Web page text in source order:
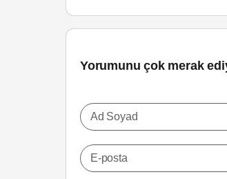
Yorumunu çok merak
Ad Soyad
E-posta